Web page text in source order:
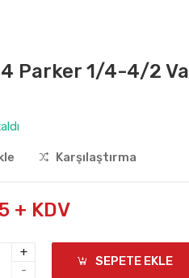
Parker 1/4-4/2
Karşılaştırma
+ KDV
+
-
SEPETE EKLE